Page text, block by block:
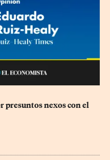
presuntos nexos con el